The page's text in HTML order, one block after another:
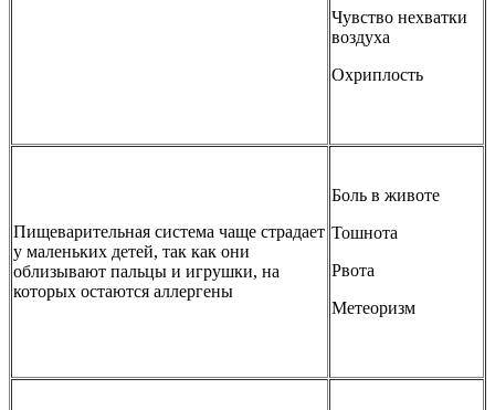
Чувство нехватки
воздуха
Охриплость
Пищеварительная система чаще страдает
у маленьких детей, так как они
облизывают пальцы и игрушки, на
которых остаются аллергены
Боль в животе
Тошнота
Рвота
Метеоризм